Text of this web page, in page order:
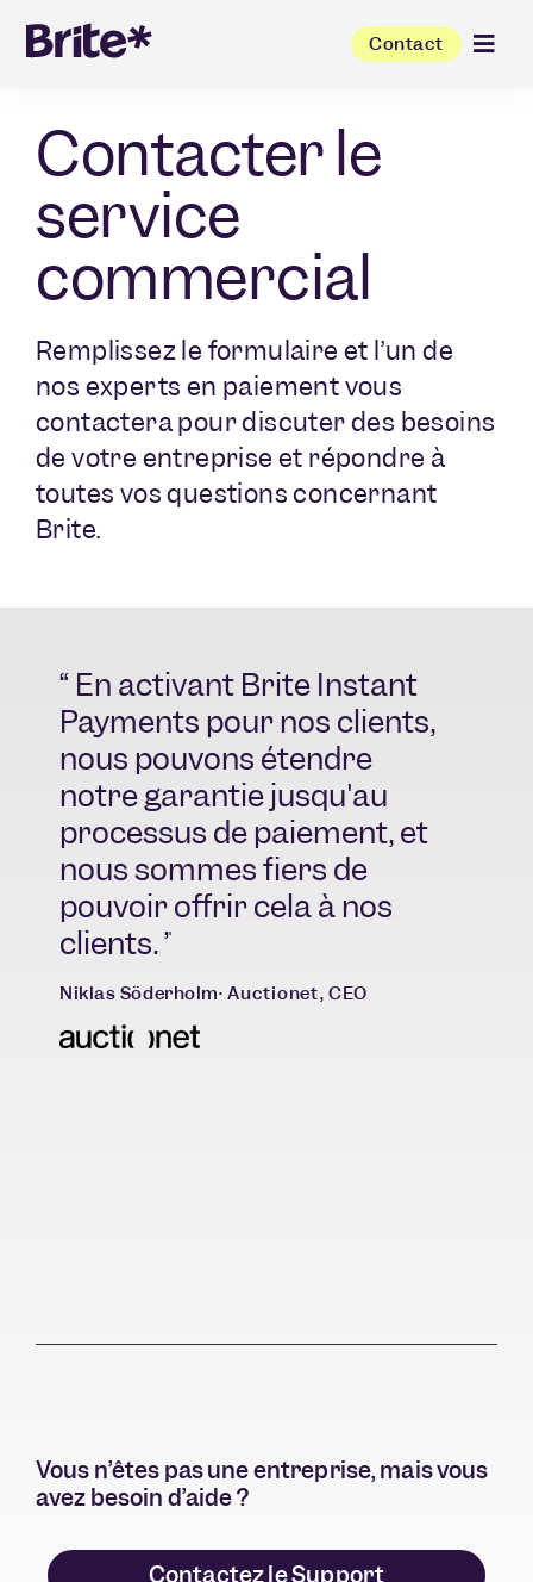
Contact
Contacter le
service
commercial
Remplissez le formulaire et l’un de
nos experts en paiement vous
contactera pour discuter des besoins
de votre entreprise et répondre à
toutes vos questions concernant
Brite.
En activant Brite Instant
Payments pour nos clients,
nous pouvons étendre
notre garantie jusqu'au
processus de paiement, et
nous sommes fiers de
pouvoir offrir cela à nos
clients.
Niklas Söderholm Auctionet, CEO
Vous n’êtes pas une entreprise, mais vous
avez besoin d’aide ?
Contactez le Support